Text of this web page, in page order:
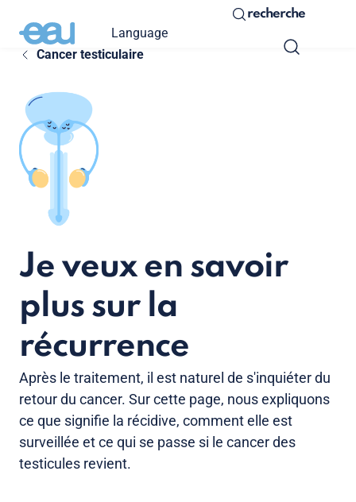
Language
recherche
Cancer testiculaire
Je veux en savoir
plus sur la
récurrence
Après le traitement, il est naturel de s'inquiéter du
retour du cancer. Sur cette page, nous expliquons
ce que signifie la récidive, comment elle est
surveillée et ce qui se passe si le cancer des
testicules revient.